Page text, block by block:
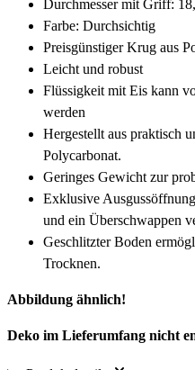
Durchmesser mit Griff:
Farbe: Durchsichtig
Preisgünstiger Krug aus
Leicht und robust
Flüssigkeit mit Eis kann
werden
Hergestellt aus praktisch
Polycarbonat.
Geringes Gewicht zur
Exklusive
und ein Überschwappen
Geschlitzter Boden
Trocknen.
Abbildung ähnlich!
Deko im Lieferumfang nicht